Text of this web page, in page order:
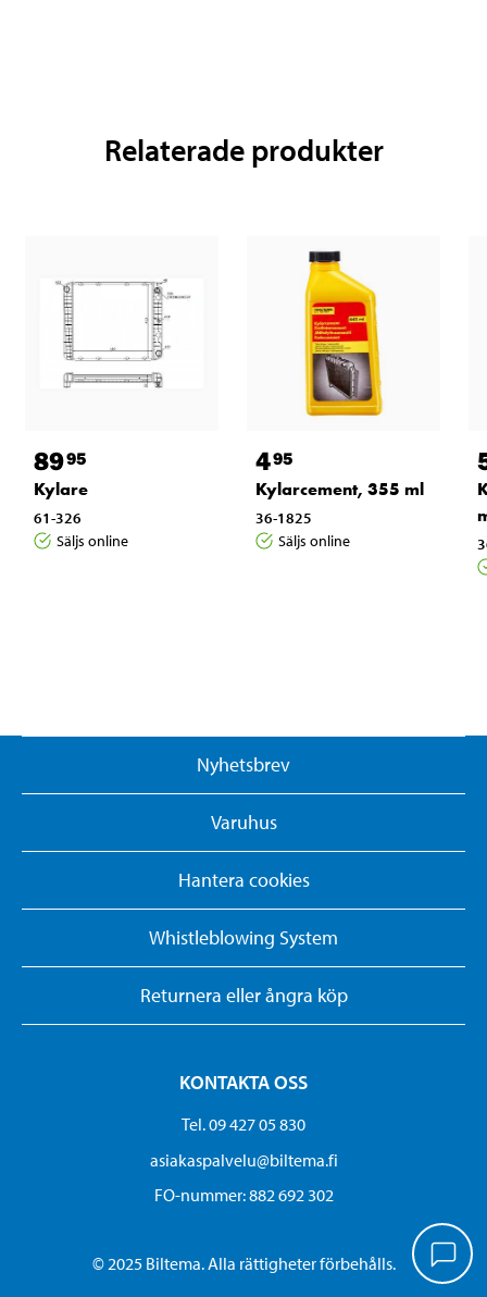
Relaterade produkter
8995
Kylare
61-326
Säljs online
495
Kylarcement, 355 ml
36-1825
Säljs online
Nyhetsbrev
Varuhus
Hantera cookies
Whistleblowing System
Returnera eller ångra köp
KONTAKTA OSS
Tel. 09 427 05 830
asiakaspalvelu@biltema.fi
FO-nummer:​ 882 692 302
© 2025 Biltema. Alla rättigheter förbehålls.